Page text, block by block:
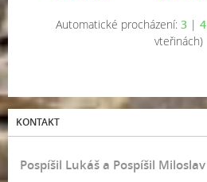
Automatické procházení: 3 | 4
vteřinách)
KONTAKT
Pospíšil Lukáš a Pospíšil Miloslav